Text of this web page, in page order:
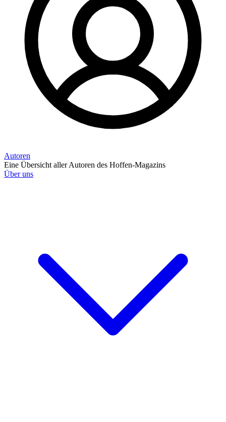
Autoren
Eine Übersicht aller Autoren des Hoffen-Magazins
Über uns